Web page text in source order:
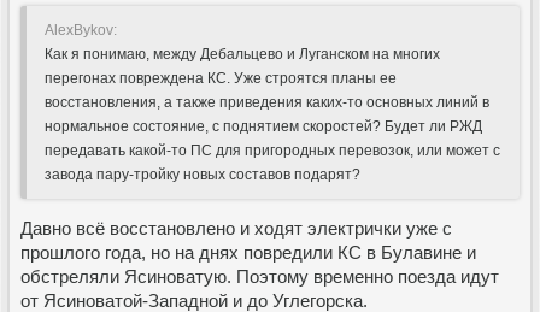
AlexBykov:
Как я понимаю, между Дебальцево и Луганском на многих
перегонах повреждена КС. Уже строятся планы ее
восстановления, а также приведения каких-то основных линий в
нормальное состояние, с поднятием скоростей? Будет ли РЖД
передавать какой-то ПС для пригородных перевозок, или может с
завода пару-тройку новых составов подарят?
Давно всё восстановлено и ходят электрички уже с
прошлого года, но на днях повредили КС в Булавине и
обстреляли Ясиноватую. Поэтому временно поезда идут
от Ясиноватой-Западной и до Углегорска.